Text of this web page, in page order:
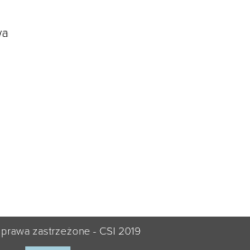
zastrzeżone - CSI 2019